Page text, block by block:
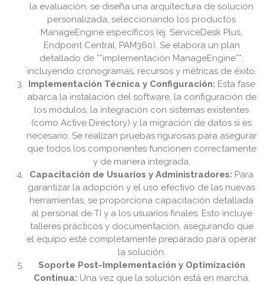
la evaluación, se diseña una arquitectura de solución
personalizada, seleccionando los productos
ManageEngine específicos (ej. ServiceDesk Plus,
Endpoint Central, PAM360). Se elabora un plan
detallado de **implementación ManageEngine**,
incluyendo cronogramas, recursos y métricas de éxito.
Implementación Técnica y Configuración: Esta fase
abarca la instalación del software, la configuración de
los módulos, la integración con sistemas existentes
(como Active Directory) y la migración de datos si es
necesario. Se realizan pruebas rigurosas para asegurar
que todos los componentes funcionen correctamente
y de manera integrada.
Capacitación de Usuarios y Administradores: Para
garantizar la adopción y el uso efectivo de las nuevas
herramientas, se proporciona capacitación detallada
al personal de TI y a los usuarios finales. Esto incluye
talleres prácticos y documentación, asegurando que
el equipo esté completamente preparado para operar
la solución.
Soporte Post-Implementación y Optimización
Continua: Una vez que la solución está en marcha,